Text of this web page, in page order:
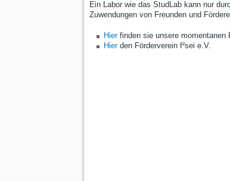
Ein Labor wie das StudLab kann nur
Zuwendungen von Freunden und
Hierfinden sie unsere momentanen
Hierden Förderverein f²sei e.V.